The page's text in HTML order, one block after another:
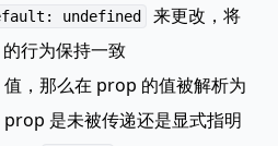
undefined
来更改，将
行为保持一致
值，那么在 prop 的值被解析为
prop 是未被传递还是显式指明